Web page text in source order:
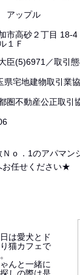
アップル
市高砂２丁目 18-4
１Ｆ
臣(5)6971／取引
県宅地建物取引業
圏不動産公正取引
ｏ．1のアパマン
お任せください★
は愛犬とド
猫カフェで
んと一緒に